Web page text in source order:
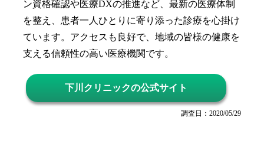
ン資格確認や医療DXの推進など、最新の医療体制
を整え、患者一人ひとりに寄り添った診療を心掛け
ています。アクセスも良好で、地域の皆様の健康を
支える信頼性の高い医療機関です。
下川クリニックの公式サイト
調査日：2020/05/29